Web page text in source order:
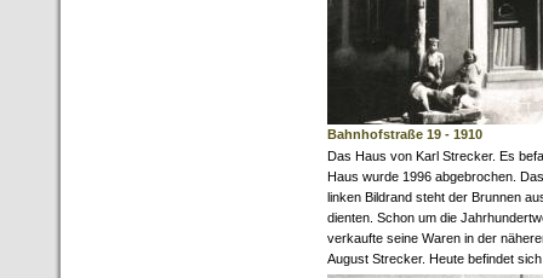
Bahnhofstraße 19 - 1910
Das Haus von Karl Strecker. Es
Haus wurde 1996 abgebrochen.
linken Bildrand steht der Brunnen
dienten. Schon um die
verkaufte seine Waren in der
August Strecker. Heute befindet